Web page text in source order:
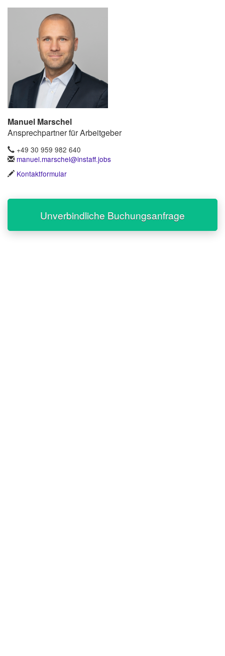
Manuel Marschel
Ansprechpartner für Arbeitgeber
+49 30 959 982 640
manuel.marschel@instaff.jobs
Kontaktformular
Unverbindliche Buchungsanfrage